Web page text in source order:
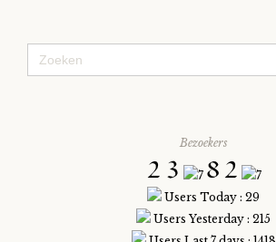
Zoek
naar:
Bezoekers
Users Today : 29
Users Yesterday : 215